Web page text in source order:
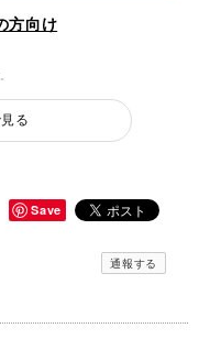
方向け
る
Save
通報する